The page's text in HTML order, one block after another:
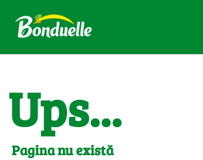
Ups...
Pagina nu există